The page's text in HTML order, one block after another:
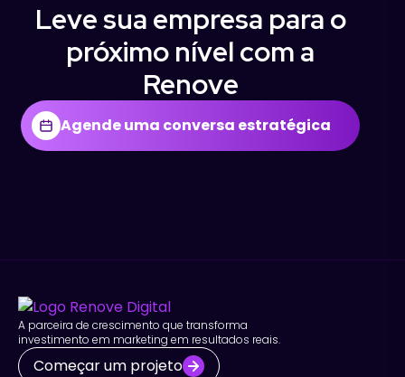
Leve sua empresa para o
próximo nível com a
Renove
Agende uma conversa estratégica
A parceira de crescimento que transforma
investimento em marketing em resultados reais.
Começar um projeto